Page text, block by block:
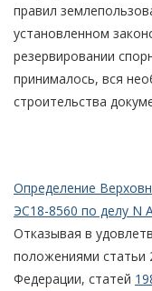
правил
установленном
резервировании
принималось, вся
строительства
Определение
ЭС18-8560 по делу N
Отказывая в
положениями статьи
Федерации, статей